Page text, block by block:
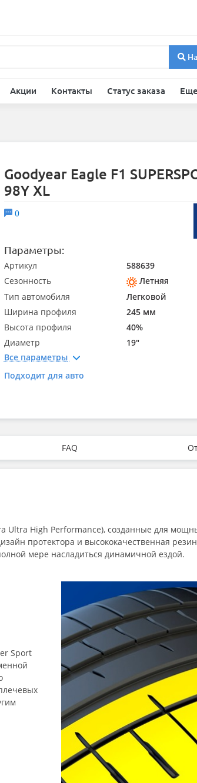
Акции Контакты Статус заказа Еще
Goodyear Eagle F1
98Y XL
0
Параметры:
Артикул
588639
Сезонность
Летняя
Тип автомобиля
Легковой
Ширина профиля
245 мм
Высота профиля
40%
Диаметр
19"
Все параметры
Подходит для авто
FAQ
Ultra High Performance), созданные для
протектора и высококачественная
мере насладиться динамичной ездой.
Sport